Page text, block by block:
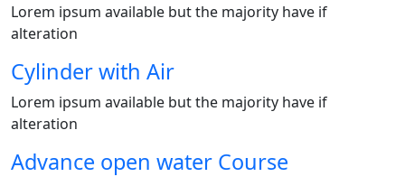
Lorem ipsum available but the majority have if
alteration
Cylinder with Air
Lorem ipsum available but the majority have if
alteration
Advance open water Course